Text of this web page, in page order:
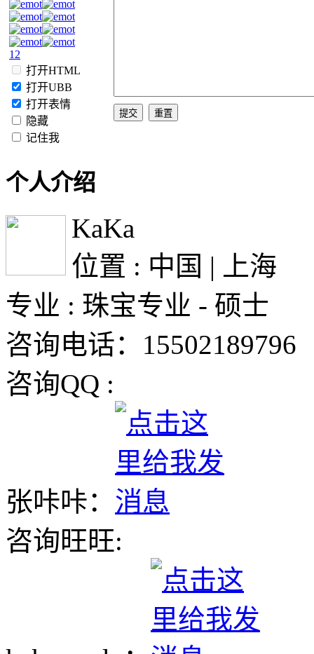
1 2
打开HTML
打开UBB
打开表情
隐藏
记住我
个人介绍
KaKa
位置 : 中国 | 上海
专业 : 珠宝专业 - 硕士
咨询电话：15502189796
咨询QQ :
张咔咔：
咨询旺旺: